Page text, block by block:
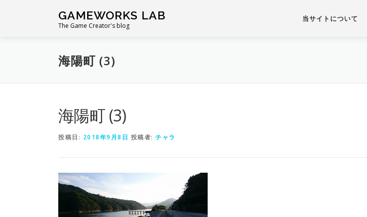
GAMEWORKS LAB
The Game Creator's blog
当サイトについて
海陽町 (3)
海陽町 (3)
投稿日: 2018年9月8日 投稿者: チャラ